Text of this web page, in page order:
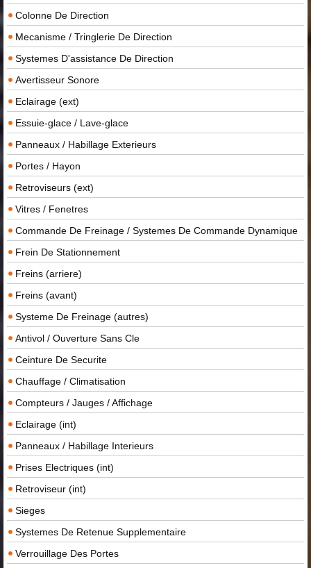
Colonne De Direction
Mecanisme / Tringlerie De Direction
Systemes D'assistance De Direction
Avertisseur Sonore
Eclairage (ext)
Essuie-glace / Lave-glace
Panneaux / Habillage Exterieurs
Portes / Hayon
Retroviseurs (ext)
Vitres / Fenetres
Commande De Freinage / Systemes De Commande Dynamique
Frein De Stationnement
Freins (arriere)
Freins (avant)
Systeme De Freinage (autres)
Antivol / Ouverture Sans Cle
Ceinture De Securite
Chauffage / Climatisation
Compteurs / Jauges / Affichage
Eclairage (int)
Panneaux / Habillage Interieurs
Prises Electriques (int)
Retroviseur (int)
Sieges
Systemes De Retenue Supplementaire
Verrouillage Des Portes